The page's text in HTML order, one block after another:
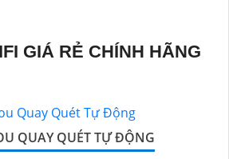
GIÁ RẺ CHÍNH HÃNG
QUAY QUÉT TỰ ĐỘNG